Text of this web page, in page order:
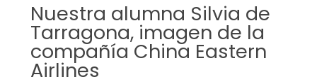
Nuestra alumna Silvia de
Tarragona, imagen de la
compañía China Eastern
Airlines